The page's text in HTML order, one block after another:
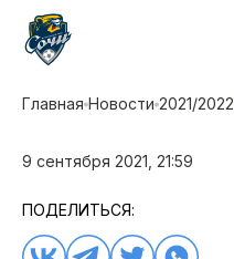
Главная Новости 2021/2022
9 сентября 2021, 21:59
ПОДЕЛИТЬСЯ: